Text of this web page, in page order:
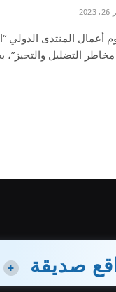
أعمال المنتدى الدولي
مخاطر التضليل
صديقة +